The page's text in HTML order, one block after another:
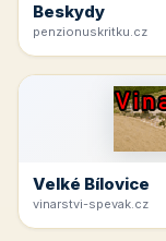
Beskydy
penzionuskritku.cz
Velké Bílovice
vinarstvi-spevak.cz